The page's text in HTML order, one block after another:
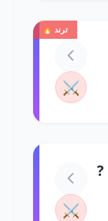
ترند 🔥
⚔️
⚔️